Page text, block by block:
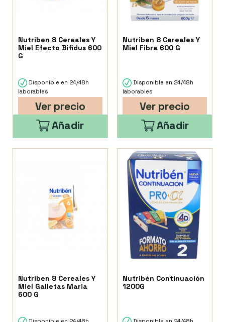
Nutriben 8 Cereales Y
Miel Efecto Bifidus 600
G
Disponible en 24/48h
laborables
Ver precio
Añadir
Nutriben 8 Cereales Y
Miel Fibra 600 G
Disponible en 24/48h
laborables
Ver precio
Añadir
Nutriben 8 Cereales Y
Miel Galletas Maria
600 G
Nutribén Continuación
1200G